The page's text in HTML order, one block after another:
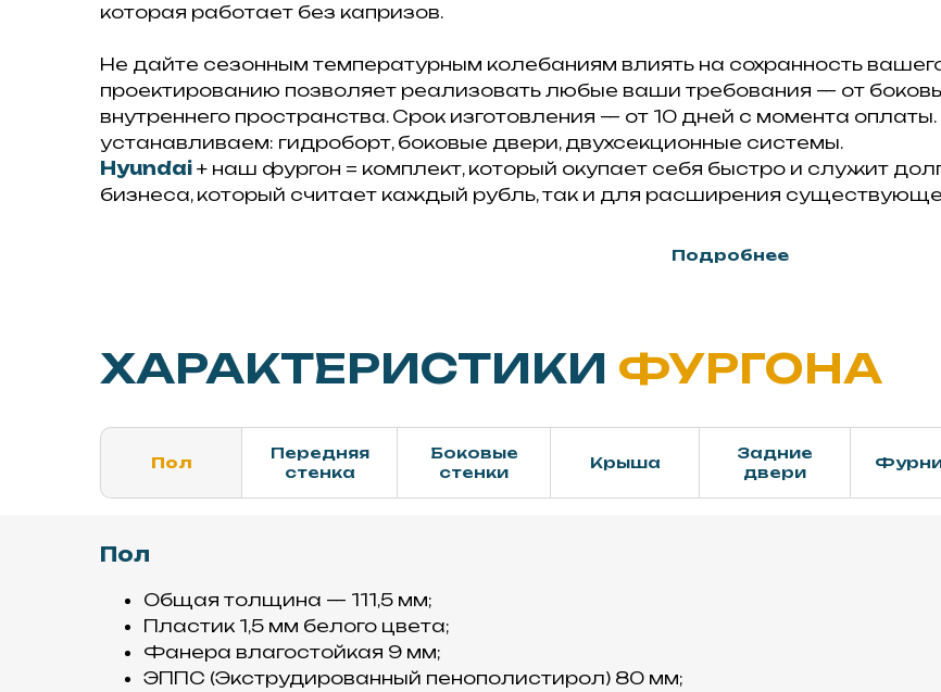
которая работает без капризов.
Не дайте сезонным температурным колебаниям влиять на сохранность
проектированию позволяет реализовать любые ваши требования — от
внутреннего пространства. Срок изготовления — от 10 дней с момента
устанавливаем: гидроборт, боковые двери, двухсекционные системы.
Hyundai + наш фургон = комплект, который окупает себя быстро и служит
бизнеса, который считает каждый рубль, так и для расширения
Подробнее
ХАРАКТЕРИСТИКИ ФУРГОНА
Пол
Передняя
стенка
Боковые
стенки
Крыша
Задние
двери
Пол
Общая толщина — 111,5 мм;
Пластик 1,5 мм белого цвета;
Фанера влагостойкая 9 мм;
ЭППС (Экструдированный пенополистирол) 80 мм;